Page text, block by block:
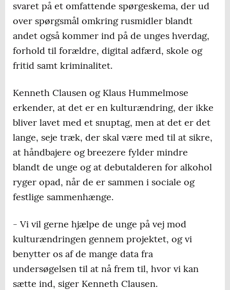
svaret på et omfattende spørgeskema, der ud
over spørgsmål omkring rusmidler blandt
andet også kommer ind på de unges hverdag,
forhold til forældre, digital adfærd, skole og
fritid samt kriminalitet.
Kenneth Clausen og Klaus Hummelmose
erkender, at det er en kulturændring, der ikke
bliver lavet med et snuptag, men at det er det
lange, seje træk, der skal være med til at sikre,
at håndbajere og breezere fylder mindre
blandt de unge og at debutalderen for alkohol
ryger opad, når de er sammen i sociale og
festlige sammenhænge.
- Vi vil gerne hjælpe de unge på vej mod
kulturændringen gennem projektet, og vi
benytter os af de mange data fra
undersøgelsen til at nå frem til, hvor vi kan
sætte ind, siger Kenneth Clausen.